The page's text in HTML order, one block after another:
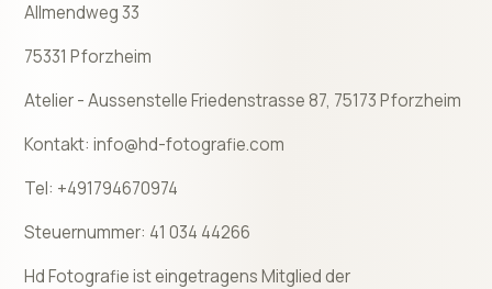
Allmendweg 33
75331 Pforzheim
Atelier - Aussenstelle Friedenstrasse 87, 75173 Pforzheim
Kontakt: info@hd-fotografie.com
Tel: +491794670974
Steuernummer: 41 034 44266
Hd Fotografie ist eingetragens Mitglied der